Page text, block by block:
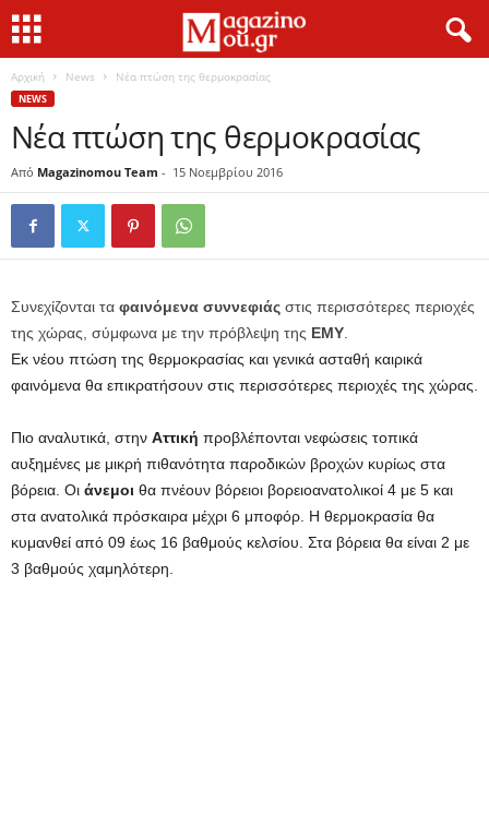
Αρχική News Νέα πτώση της θερμοκρασίας
NEWS
Νέα πτώση της θερμοκρασίας
Από Magazinomou Team - 15 Νοεμβρίου 2016
Συνεχίζονται τα φαινόμενα συννεφιάς στις περισσότερες περιοχές
της χώρας, σύμφωνα με την πρόβλεψη της ΕΜΥ
Εκ νέου πτώση της θερμοκρασίας και γενικά ασταθή καιρικά
φαινόμενα θα επικρατήσουν στις περισσότερες περιοχές της χώρας.
Πιο αναλυτικά, στην Αττική προβλέπονται νεφώσεις τοπικά
αυξημένες με μικρή πιθανότητα παροδικών βροχών κυρίως στα
βόρεια. Οι άνεμοι θα πνέουν βόρειοι βορειοανατολικοί 4 με 5 και
στα ανατολικά πρόσκαιρα μέχρι 6 μποφόρ. Η θερμοκρασία θα
κυμανθεί από 09 έως 16 βαθμούς κελσίου. Στα βόρεια θα είναι 2 με
3 βαθμούς χαμηλότερη.